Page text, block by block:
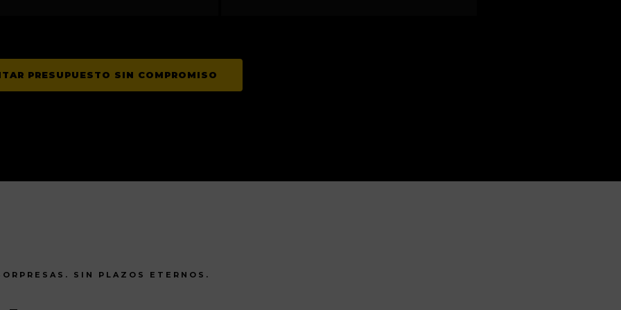
PRESUPUESTO SIN COMPROMISO
SIN PLAZOS ETERNOS.